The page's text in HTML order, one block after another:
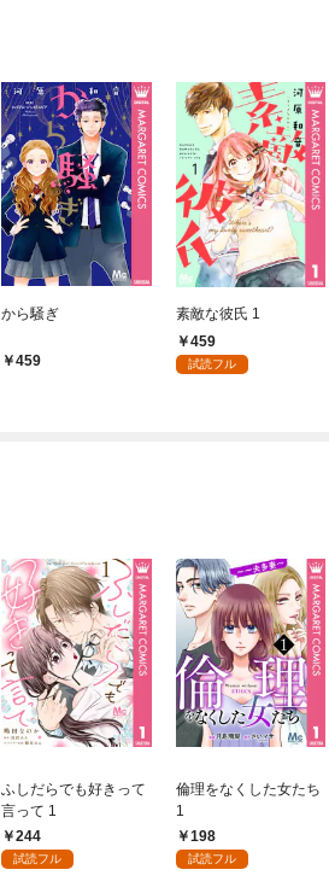
から騒ぎ
459
素敵な彼氏 1
459
試読フル
ふしだらでも好きって
言って 1
244
試読フル
倫理をなくした女たち
1
198
試読フル